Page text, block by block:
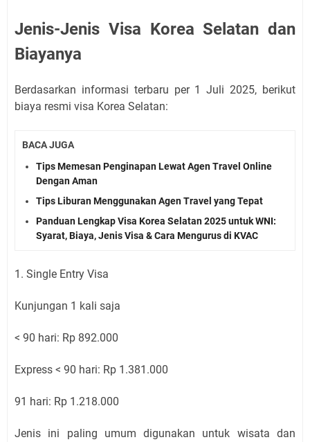
Jenis-Jenis Visa Korea Selatan dan
Biayanya
Berdasarkan informasi terbaru per 1 Juli 2025, berikut
biaya resmi visa Korea Selatan:
BACA JUGA
Tips Memesan Penginapan Lewat Agen Travel Online
Dengan Aman
Tips Liburan Menggunakan Agen Travel yang Tepat
Panduan Lengkap Visa Korea Selatan 2025 untuk WNI:
Syarat, Biaya, Jenis Visa & Cara Mengurus di KVAC
1. Single Entry Visa
Kunjungan 1 kali saja
< 90 hari: Rp 892.000
Express < 90 hari: Rp 1.381.000
91 hari: Rp 1.218.000
Jenis ini paling umum digunakan untuk wisata dan